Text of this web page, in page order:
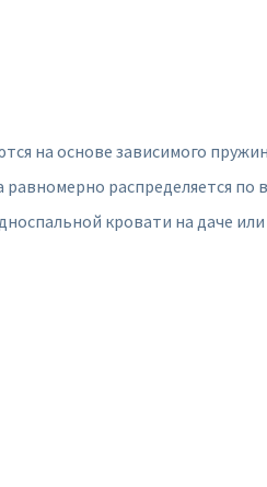
на основе зависимого
распределяется
кровати на даче